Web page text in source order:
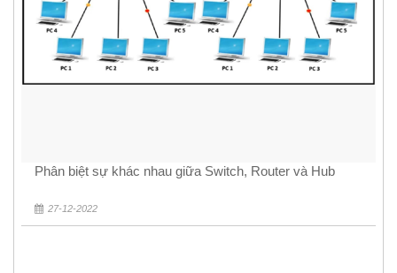
Phân biệt sự khác nhau giữa Switch, Router và Hub
27-12-2022